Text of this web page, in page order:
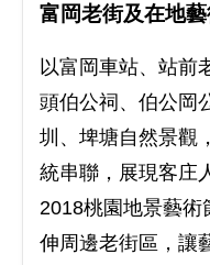
富岡老街及在地
以富岡車站、站前
頭伯公祠、伯公岡
圳、埤塘自然景觀
統串聯，展現客庄
2018桃園地景藝術
伸周邊老街區，讓